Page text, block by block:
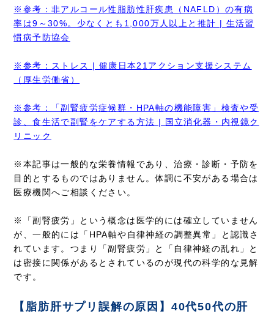
※参考：非アルコール性脂肪性肝疾患（NAFLD）の有病
率は9～30%。少なくとも1,000万人以上と推計 | 生活習
慣病予防協会
※参考：ストレス | 健康日本21アクション支援システム
（厚生労働省）
※参考：「副腎疲労症候群・HPA軸の機能障害」検査や受
診、食生活で副腎をケアする方法 | 国立消化器・内視鏡ク
リニック
※本記事は一般的な栄養情報であり、治療・診断・予防を
目的とするものではありません。体調に不安がある場合は
医療機関へご相談ください。
※「副腎疲労」という概念は医学的には確立していません
が、一般的には「HPA軸や自律神経の調整異常」と認識さ
れています。つまり「副腎疲労」と「自律神経の乱れ」と
は密接に関係があるとされているのが現代の科学的な見解
です。
【脂肪肝サプリ誤解の原因】40代50代の肝